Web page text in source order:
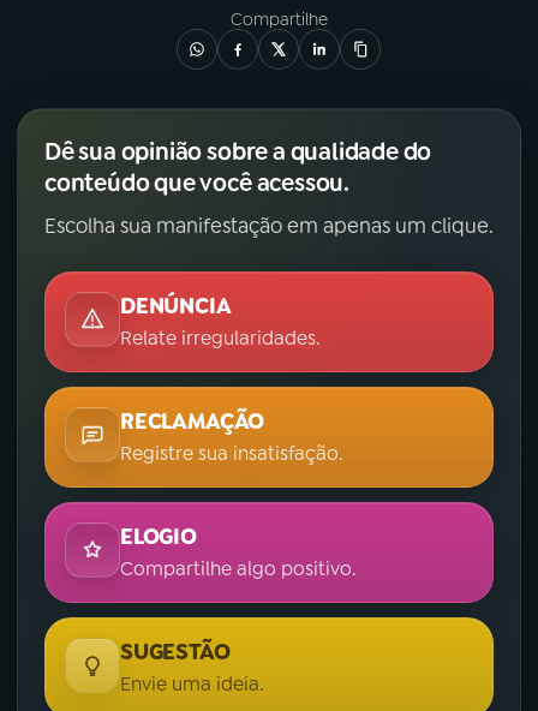
Compartilhe
Dê sua opinião sobre a qualidade do
conteúdo que você acessou.
Escolha sua manifestação em apenas um clique.
DENÚNCIA
Relate irregularidades.
RECLAMAÇÃO
Registre sua insatisfação.
ELOGIO
Compartilhe algo positivo.
SUGESTÃO
Envie uma ideia.